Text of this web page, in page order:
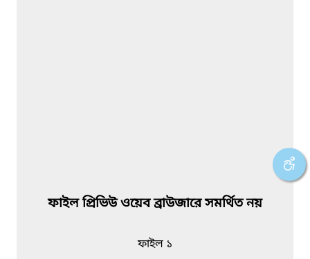
ফাইল প্রিভিউ ওয়েব ব্রাউজারে সমর্থিত নয়
ফাইল ১